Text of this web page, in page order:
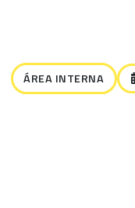
ÁREA INTERNA